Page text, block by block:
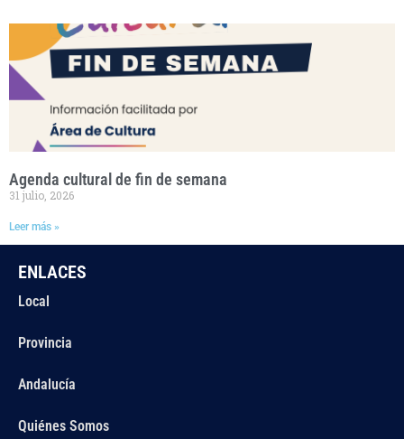
Agenda cultural de fin de semana
31 julio, 2026
Leer más »
ENLACES
Local
Provincia
Andalucía
Quiénes Somos